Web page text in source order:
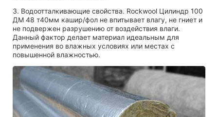
3. Водоотталкивающие свойства. Rockwool Цилиндр 100
ДМ 48 т40мм кашир/фол не впитывает влагу, не гниет и
не подвержен разрушению от воздействия влаги.
Данный фактор делает материал идеальным для
применения во влажных условиях или местах с
повышенной влажностью.